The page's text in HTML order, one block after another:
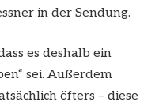
in der Sendung.
es deshalb ein
sei. Außerdem
öfters – diese